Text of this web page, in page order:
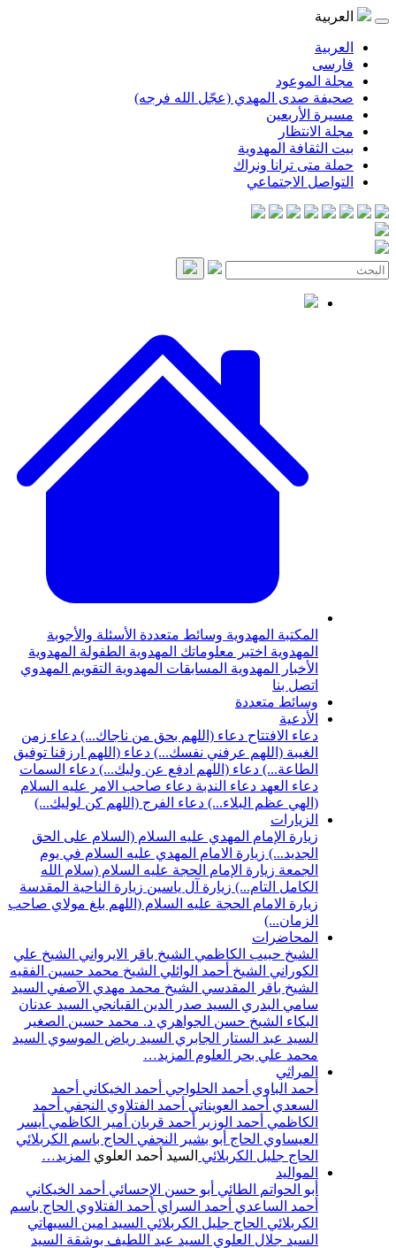
العربية
العربية
فارسی
مجلة الموعود
صحيفة صدى المهدي (عجّل الله فرجه)
مسيرة الأربعين
مجلة الانتظار
بيت الثقافة المهدوية
حملة متى ترانا ونراك
التواصل الاجتماعي
المكتبة المهدوية وسائط متعددة الأسئلة والأجوبة
المهدوية اختبر معلوماتك المهدوية الطفولة المهدوية
الأخبار المهدوية المسابقات المهدوية التقويم المهدوي
اتصل بنا
وسائط متعددة
الأدعية
دعاء الافتتاح دعاء (اللهم بحق من ناجاك...) دعاء زمن
الغيبة (اللهم عرفني نفسك...) دعاء (اللهم ارزقنا توفيق
الطاعة...) دعاء (اللهم ادفع عن وليك...) دعاء السمات
دعاء العهد دعاء الندبة دعاء صاحب الامر عليه السلام
(الهي عظم البلاء...) دعاء الفرج (اللهم كن لوليك...)
الزيارات
زيارة الإمام المهدي عليه السلام (السلام على الحق
الجديد...) زيارة الامام المهدي عليه السلام في يوم
الجمعة زيارة الإمام الحجة عليه السلام (سلام الله
الكامل التام...) زيارة آل ياسين زيارة الناحية المقدسة
زيارة الامام الحجة عليه السلام (اللهم بلغ مولاي صاحب
الزمان...)
المحاضرات
الشيخ حبيب الكاظمي الشيخ باقر الايرواني الشيخ علي
الكوراني الشيخ أحمد الوائلي الشيخ محمد حسين الفقيه
الشيخ باقر المقدسي الشيخ محمد مهدي الآصفي السيد
سامي البدري السيد صدر الدين القبانجي السيد عدنان
البكاء الشيخ حسن الجواهري د. محمد حسين الصغير
السيد عبد الستار الجابري السيد رياض الموسوي السيد
محمد علي بحر العلوم المزيد…
المراثي
أحمد الباوي أحمد الحلواجي أحمد الخيكاني أحمد
السعدي أحمد العويناتي أحمد الفتلاوي النجفي أحمد
الكاظمي أحمد الوزير أحمد قربان أمير الكاظمي أيسر
العيساوي الحاج أبو بشير النجفي الحاج باسم الكربلائي
الحاج جليل الكربلائي السيد أحمد العلوي المزيد…
المواليد
أبو الحواتم الطائي أبو حسن الإحسائي أحمد الخيكاني
أحمد الساعدي أحمد السراي أحمد الفتلاوي الحاج باسم
الكربلائي الحاج جليل الكربلائي السيد امين السيهاتي
السيد جلال العلوي السيد عبد اللطيف بوشقة السيد